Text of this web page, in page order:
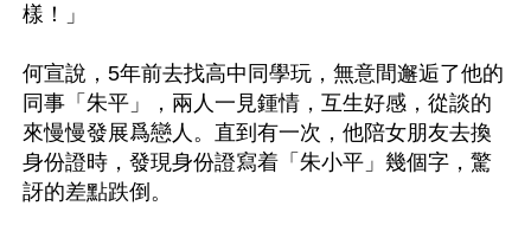
樣！」
何宣說，5年前去找高中同學玩，無意間邂逅了他的
同事「朱平」，兩人一見鍾情，互生好感，從談的
來慢慢發展爲戀人。直到有一次，他陪女朋友去換
身份證時，發現身份證寫着「朱小平」幾個字，驚
訝的差點跌倒。